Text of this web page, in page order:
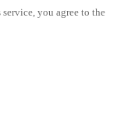
you agree to the